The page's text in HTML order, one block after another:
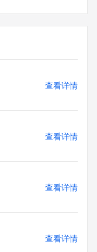
查看详情
查看详情
查看详情
查看详情